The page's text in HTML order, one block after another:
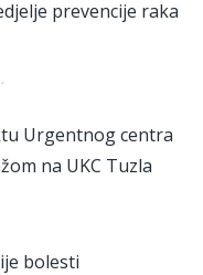
prevencije raka
Urgentnog centra
na UKC Tuzla
bolesti